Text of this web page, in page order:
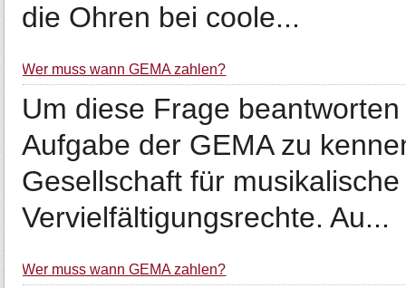
die Ohren bei coole...
Wer muss wann GEMA zahlen?
Um diese Frage
Aufgabe der GEMA zu
Gesellschaft für
Vervielfältigungsrechte. Au...
Wer muss wann GEMA zahlen?